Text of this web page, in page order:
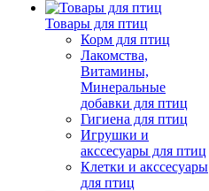
Товары для птиц
Корм для птиц
Лакомства,
Витамины,
Минеральные
добавки для птиц
Гигиена для птиц
Игрушки и
акссесуары для птиц
Клетки и акссесуары
для птиц